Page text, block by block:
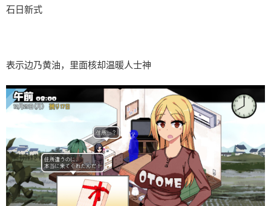
石日新式
表示边乃黄油，里面核却温暖人士神